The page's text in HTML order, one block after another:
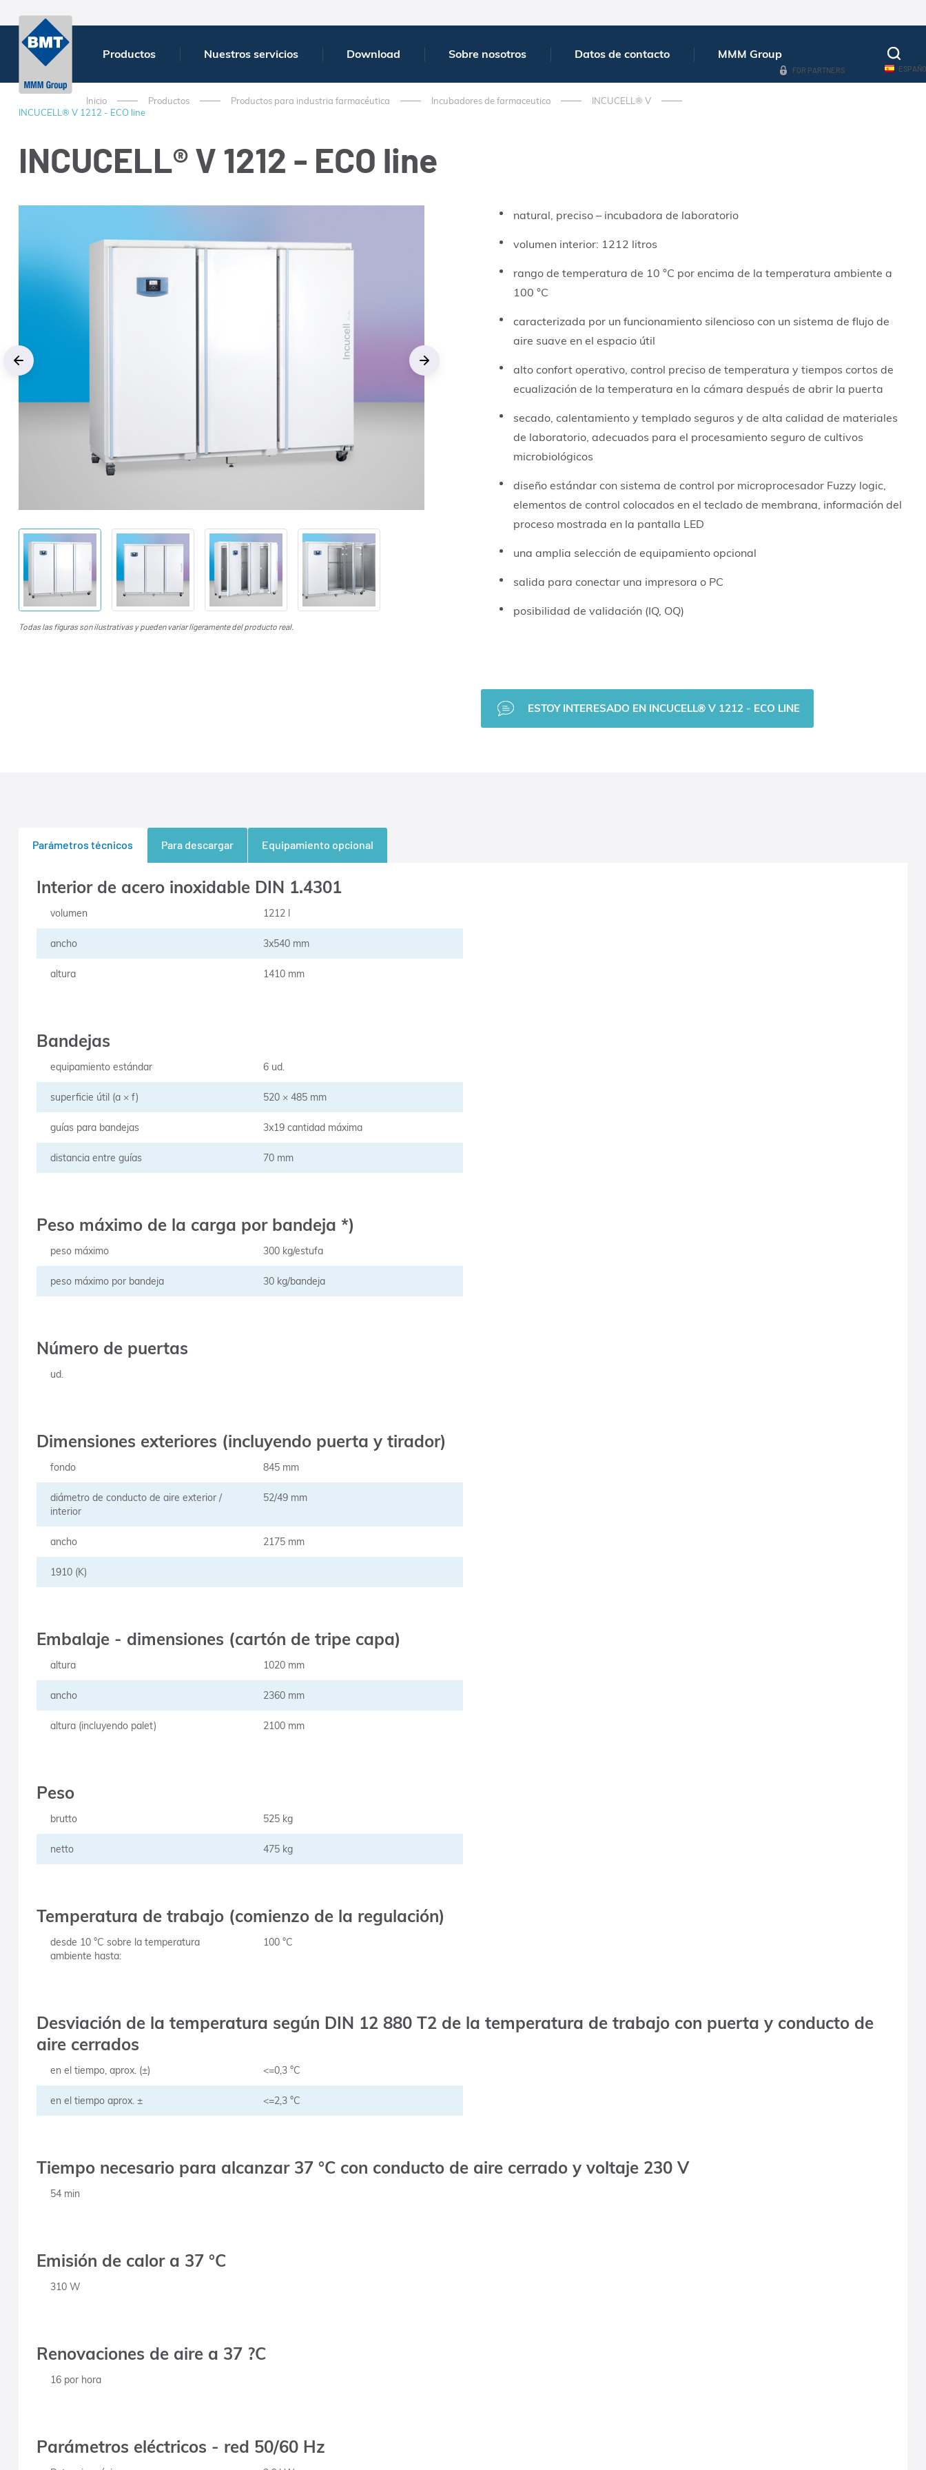
Productos Nuestros servicios Download Sobre nosotros Datos de contacto MMM Group
FOR PARTNERS
Inicio Productos Productos para industria farmacéutica Incubadores de farmaceutico
INCUCELL® V
INCUCELL® V 1212 - ECO line
INCUCELL® V 1212 - ECO line
Todas las figuras son ilustrativas y pueden variar ligeramente del producto real.
natural, preciso – incubadora de laboratorio
volumen interior: 1212 litros
rango de temperatura de 10 °C por encima de la temperatura ambiente a
100 °C
caracterizada por un funcionamiento silencioso con un sistema de flujo de
aire suave en el espacio útil
alto confort operativo, control preciso de temperatura y tiempos cortos de
ecualización de la temperatura en la cámara después de abrir la puerta
secado, calentamiento y templado seguros y de alta calidad de materiales
de laboratorio, adecuados para el procesamiento seguro de cultivos
microbiológicos
diseño estándar con sistema de control por microprocesador Fuzzy logic,
elementos de control colocados en el teclado de membrana, información del
proceso mostrada en la pantalla LED
una amplia selección de equipamiento opcional
salida para conectar una impresora o PC
posibilidad de validación (IQ, OQ)
ESTOY INTERESADO EN INCUCELL® V 1212 - ECO LINE
Parámetros técnicos
Interior de acero inoxidable DIN 1.4301
volumen 1212 l
ancho 3x540 mm
altura 1410 mm
Bandejas
equipamiento estándar 6 ud.
superficie útil (a × f) 520 × 485 mm
guías para bandejas 3x19 cantidad máxima
distancia entre guías 70 mm
Peso máximo de la carga por bandeja *)
peso máximo 300 kg/estufa
peso máximo por bandeja 30 kg/bandeja
Número de puertas
ud.
Dimensiones exteriores (incluyendo puerta y tirador)
fondo 845 mm
diámetro de conducto de aire exterior /
interior
52/49 mm
ancho 2175 mm
1910 (K)
Embalaje - dimensiones (cartón de tripe capa)
altura 1020 mm
ancho 2360 mm
altura (incluyendo palet) 2100 mm
Peso
brutto 525 kg
netto 475 kg
Temperatura de trabajo (comienzo de la regulación)
desde 10 °C sobre la temperatura
ambiente hasta:
100 °C
Desviación de la temperatura según DIN 12 880 T2 de la temperatura de trabajo con puerta y conducto de
aire cerrados
en el tiempo, aprox. (±) <=0,3 °C
en el tiempo aprox. ± <=2,3 °C
Tiempo necesario para alcanzar 37 °C con conducto de aire cerrado y voltaje 230 V
54 min
Emisión de calor a 37 °C
310 W
Renovaciones de aire a 37 ?C
16 por hora
Parámetros eléctricos - red 50/60 Hz
Para descargar Equipamiento opcional